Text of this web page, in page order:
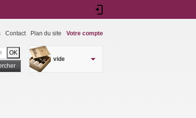
vide
Contact Plan du site Votre compte